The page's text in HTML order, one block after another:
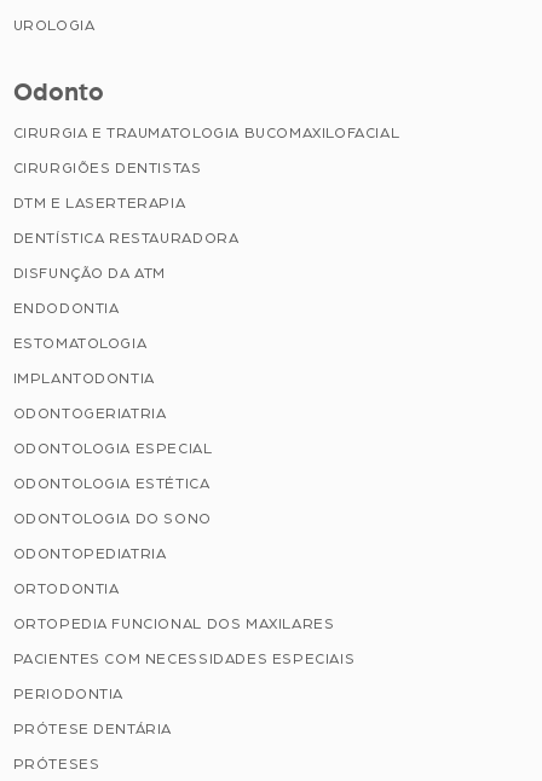
UROLOGIA
Odonto
CIRURGIA E TRAUMATOLOGIA BUCOMAXILOFACIAL
CIRURGIÕES DENTISTAS
DTM E LASERTERAPIA
DENTÍSTICA RESTAURADORA
DISFUNÇÃO DA ATM
ENDODONTIA
ESTOMATOLOGIA
IMPLANTODONTIA
ODONTOGERIATRIA
ODONTOLOGIA ESPECIAL
ODONTOLOGIA ESTÉTICA
ODONTOLOGIA DO SONO
ODONTOPEDIATRIA
ORTODONTIA
ORTOPEDIA FUNCIONAL DOS MAXILARES
PACIENTES COM NECESSIDADES ESPECIAIS
PERIODONTIA
PRÓTESE DENTÁRIA
PRÓTESES